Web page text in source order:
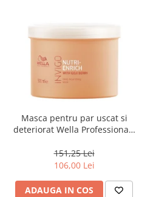
Masca pentru par uscat si
deteriorat Wella Professionals
151,25 Lei
106,00 Lei
ADAUGA IN COS